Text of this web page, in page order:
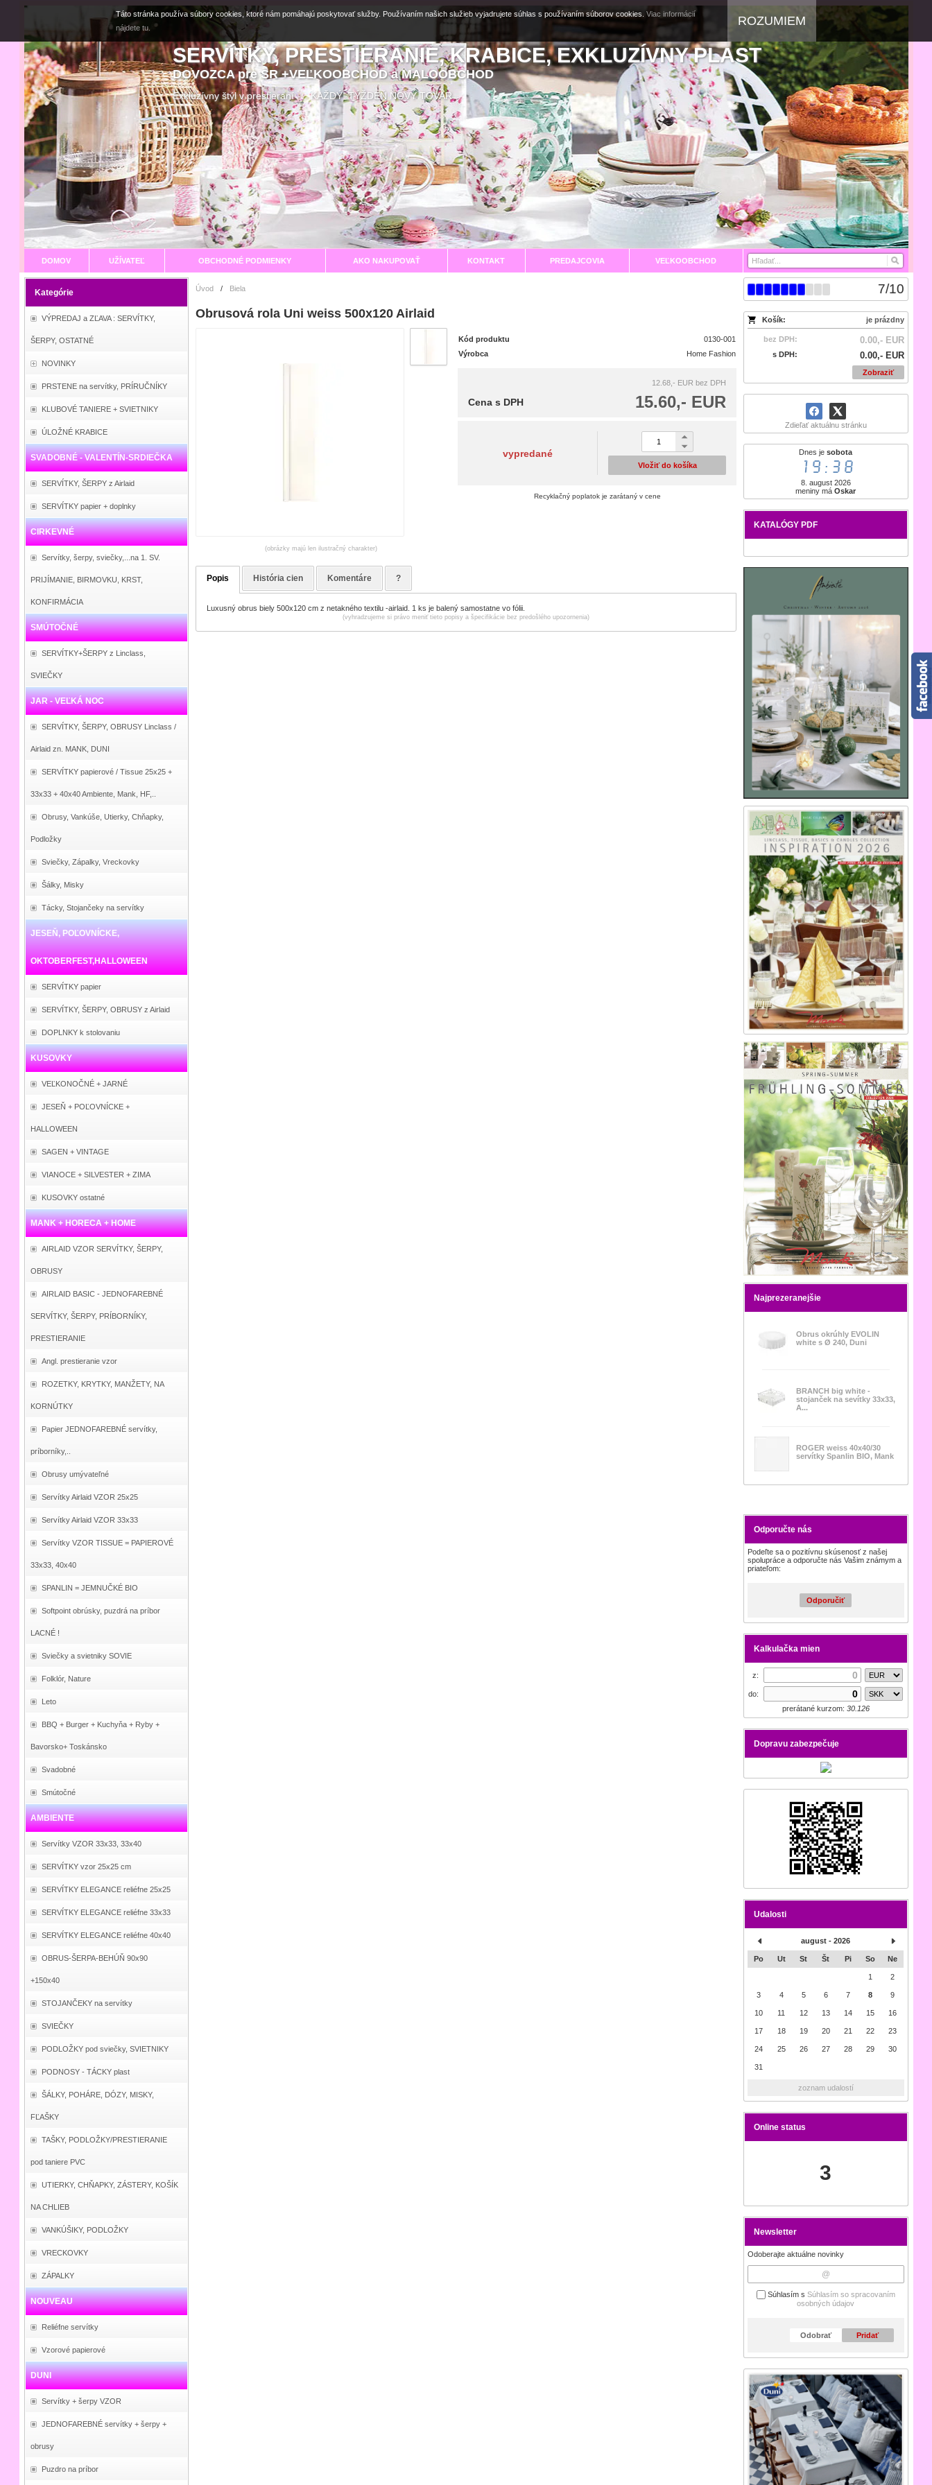
SERVÍTKY, PRESTIERANIE, KRABICE, EXKLUZÍVNY PLAST
DOVOZCA pre SR +VEĽKOOBCHOD a MALOOBCHOD
Exkluzívny štýl v prestieraní KAŽDÝ TÝŽDEŇ NOVÝ TOVAR
DOMOV UŽÍVATEĽ OBCHODNÉ PODMIENKY AKO NAKUPOVAŤ KONTAKT PREDAJCOVIA VEĽKOOBCHOD
Kategórie
VÝPREDAJ a ZĽAVA : SERVÍTKY,
ŠERPY, OSTATNÉ
NOVINKY
PRSTENE na servítky, PRÍRUČNÍKY
KLUBOVÉ TANIERE + SVIETNIKY
ÚLOŽNÉ KRABICE
SVADOBNÉ - VALENTÍN-SRDIEČKA
SERVÍTKY, ŠERPY z Airlaid
SERVÍTKY papier + doplnky
CIRKEVNÉ
Servítky, šerpy, sviečky,...na 1. SV.
PRIJÍMANIE, BIRMOVKU, KRST,
KONFIRMÁCIA
SMÚTOČNÉ
SERVÍTKY+ŠERPY z Linclass,
SVIEČKY
JAR - VEĽKÁ NOC
SERVÍTKY, ŠERPY, OBRUSY Linclass /
Airlaid zn. MANK, DUNI
SERVÍTKY papierové / Tissue 25x25 +
33x33 + 40x40 Ambiente, Mank, HF,..
Obrusy, Vankúše, Utierky, Chňapky,
Podložky
Sviečky, Zápalky, Vreckovky
Šálky, Misky
Tácky, Stojančeky na servítky
JESEŇ, POĽOVNÍCKE,
OKTOBERFEST,HALLOWEEN
SERVÍTKY papier
SERVÍTKY, ŠERPY, OBRUSY z Airlaid
DOPLNKY k stolovaniu
KUSOVKY
VEĽKONOČNÉ + JARNÉ
JESEŇ + POĽOVNÍCKE +
HALLOWEEN
SAGEN + VINTAGE
VIANOCE + SILVESTER + ZIMA
KUSOVKY ostatné
MANK + HORECA + HOME
AIRLAID VZOR SERVÍTKY, ŠERPY,
OBRUSY
AIRLAID BASIC - JEDNOFAREBNÉ
SERVÍTKY, ŠERPY, PRÍBORNÍKY,
PRESTIERANIE
Angl. prestieranie vzor
ROZETKY, KRYTKY, MANŽETY, NA
KORNÚTKY
Papier JEDNOFAREBNÉ servítky,
príborníky,..
Obrusy umývateľné
Servítky Airlaid VZOR 25x25
Servítky Airlaid VZOR 33x33
Servítky VZOR TISSUE = PAPIEROVÉ
33x33, 40x40
SPANLIN = JEMNUČKÉ BIO
Softpoint obrúsky, puzdrá na príbor
LACNÉ !
Sviečky a svietniky SOVIE
Folklór, Nature
Leto
BBQ + Burger + Kuchyňa + Ryby +
Bavorsko+ Toskánsko
Svadobné
Smútočné
AMBIENTE
Servítky VZOR 33x33, 33x40
SERVÍTKY vzor 25x25 cm
SERVÍTKY ELEGANCE reliéfne 25x25
SERVÍTKY ELEGANCE reliéfne 33x33
SERVÍTKY ELEGANCE reliéfne 40x40
OBRUS-ŠERPA-BEHÚŇ 90x90
+150x40
STOJANČEKY na servítky
SVIEČKY
PODLOŽKY pod sviečky, SVIETNIKY
PODNOSY - TÁCKY plast
ŠÁLKY, POHÁRE, DÓZY, MISKY,
FĽAŠKY
TAŠKY, PODLOŽKY/PRESTIERANIE
pod taniere PVC
UTIERKY, CHŇAPKY, ZÁSTERY, KOŠÍK
NA CHLIEB
VANKÚŠIKY, PODLOŽKY
VRECKOVKY
ZÁPALKY
NOUVEAU
Reliéfne servítky
Vzorové papierové
DUNI
Servítky + šerpy VZOR
JEDNOFAREBNÉ servítky + šerpy +
obrusy
Puzdro na príbor
7/10
Košík: je prázdny
bez DPH: 0.00,- EUR
s DPH: 0.00,- EUR
Zobraziť
Zdieľať aktuálnu stránku
Dnes jesobota
19:38
8. august 2026
meniny máOskar
KATALÓGY PDF
Najprezeranejšie
Obrus okrúhly EVOLIN
white s Ø 240, Duni
BRANCH big white -
stojanček na sevítky 33x33,
A...
ROGER weiss 40x40/30
servítky Spanlin BIO, Mank
Odporučte nás
Podeľte sa o pozitívnu skúsenosť z našej
spolupráce a odporučte nás Vašim známym a
priateľom:
Odporučiť
Kalkulačka mien
z:
do:
prerátané kurzom: 30.126
Dopravu zabezpečuje
Udalosti
august - 2026
Po Ut St Št Pi So Ne
1 2
3 4 5 6 7 8 9
10 11 12 13 14 15 16
17 18 19 20 21 22 23
24 25 26 27 28 29 30
31
zoznam udalostí
Online status
3
Newsletter
Odoberajte aktuálne novinky
Súhlasím s Súhlasím so spracovaním
osobných údajov
Odobrať Pridať
Úvod / Biela
Obrusová rola Uni weiss 500x120 Airlaid
(obrázky majú len ilustračný charakter)
Kód produktu
0130-001
Výrobca
Home Fashion
12.68,- EUR bez DPH
15.60,- EUR
Cena s DPH
vypredané
Vložiť do košíka
Recyklačný poplatok je zarátaný v cene
Popis História cien Komentáre ?
Luxusný obrus biely 500x120 cm z netakného textilu -airlaid. 1 ks je balený samostatne vo fólii.
(vyhradzujeme si právo meniť tieto popisy a špecifikácie bez predošlého upozornenia)
Táto stránka používa súbory cookies, ktoré nám pomáhajú poskytovať služby. Používaním našich služieb vyjadrujete súhlas s používaním súborov cookies. Viac informácií
nájdete tu.
ROZUMIEM